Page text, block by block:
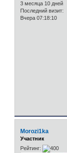
3 месяца 10 дней
Последний визит:
Вчера 07:18:10
Morozi1ka
Участник
Рейтинг: